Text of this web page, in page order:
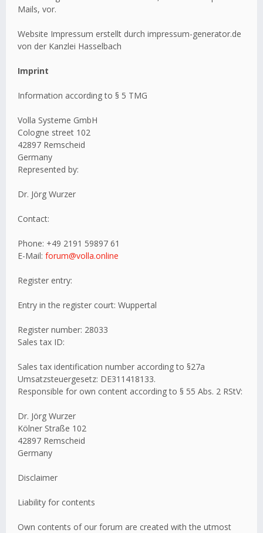
Mails, vor.
Website Impressum erstellt durch impressum-generator.de
von der Kanzlei Hasselbach
Imprint
Information according to § 5 TMG
Volla Systeme GmbH
Cologne street 102
42897 Remscheid
Germany
Represented by:
Dr. Jörg Wurzer
Contact:
Phone: +49 2191 59897 61
E-Mail: forum@volla.online
Register entry:
Entry in the register court: Wuppertal
Register number: 28033
Sales tax ID:
Sales tax identification number according to §27a
Umsatzsteuergesetz: DE311418133.
Responsible for own content according to § 55 Abs. 2 RStV:
Dr. Jörg Wurzer
Kölner Straße 102
42897 Remscheid
Germany
Disclaimer
Liability for contents
Own contents of our forum are created with the utmost